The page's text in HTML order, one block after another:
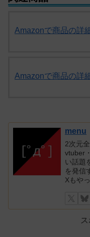
Amazonで商品の詳
Amazonで商品の詳
menu
2次元
vtuber
い話題
を発信
Xもや